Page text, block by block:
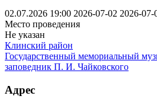
02.07.2026 19:00 2026-07-02 2026-07-
Место проведения
Не указан
Клинский район
Государственный мемориальный
заповедник П. И. Чайковского
Адрес